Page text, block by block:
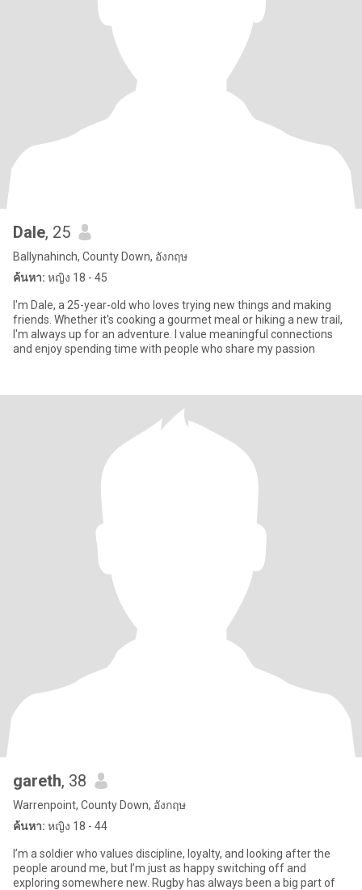
Dale, 25
Ballynahinch, County Down, อังกฤษ
ค้นหา: หญิง 18 - 45
I'm Dale, a 25-year-old who loves trying new things and making
friends. Whether it's cooking a gourmet meal or hiking a new trail,
I'm always up for an adventure. I value meaningful connections
and enjoy spending time with people who share my passion
gareth, 38
Warrenpoint, County Down, อังกฤษ
ค้นหา: หญิง 18 - 44
I’m a soldier who values discipline, loyalty, and looking after the
people around me, but I’m just as happy switching off and
exploring somewhere new. Rugby has always been a big part of